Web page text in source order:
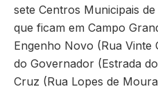
sete Centros Municipais
que ficam em Campo
Engenho Novo (Rua Vinte
do Governador (Estrada
Cruz (Rua Lopes de